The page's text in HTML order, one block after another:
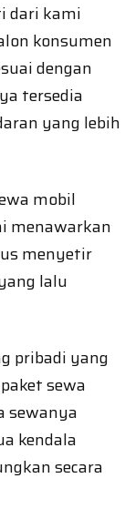
dari kami
konsumen
dengan
tersedia
yang lebih
mobil
menawarkan
menyetir
lalu
pribadi yang
sewa
sewanya
kendala
secara